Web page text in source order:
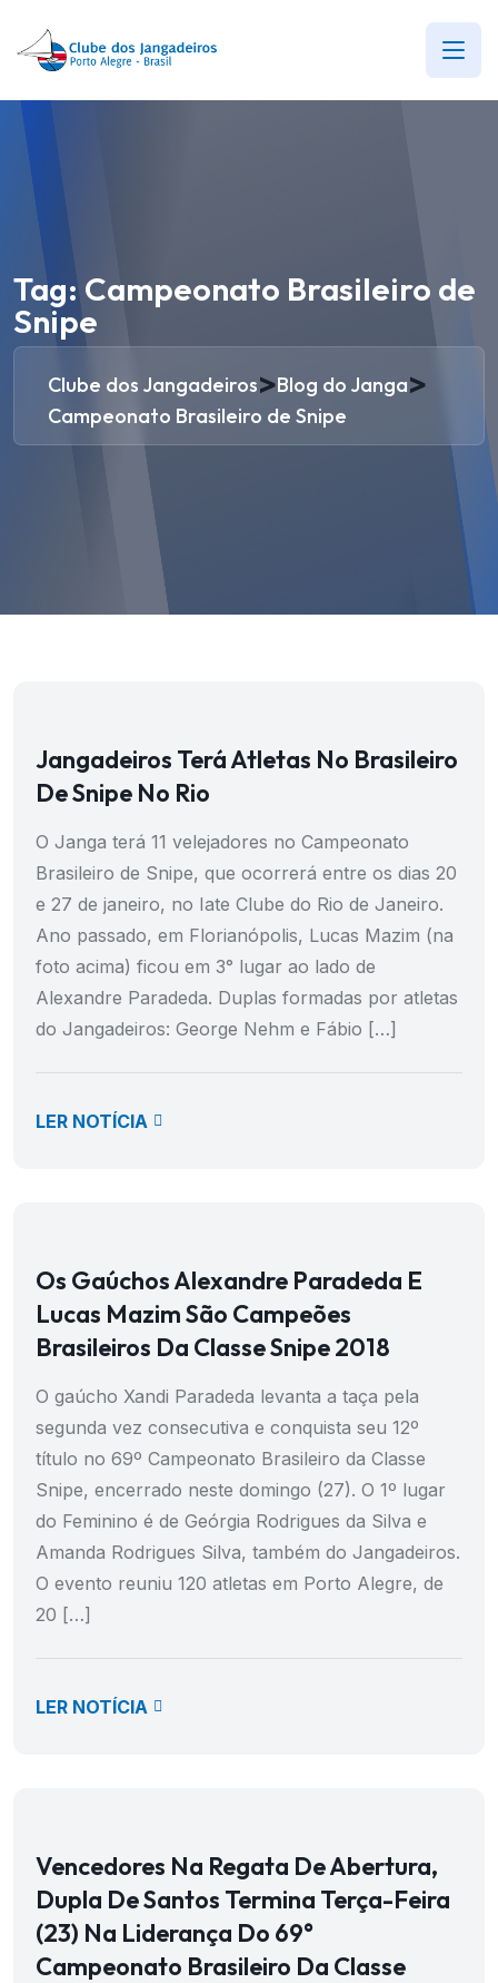
Tag: Campeonato Brasileiro de
Snipe
Clube dos Jangadeiros>Blog do Janga>
Campeonato Brasileiro de Snipe
Jangadeiros Terá Atletas No Brasileiro
De Snipe No Rio
O Janga terá 11 velejadores no Campeonato
Brasileiro de Snipe, que ocorrerá entre os dias 20
e 27 de janeiro, no Iate Clube do Rio de Janeiro.
Ano passado, em Florianópolis, Lucas Mazim (na
foto acima) ficou em 3° lugar ao lado de
Alexandre Paradeda. Duplas formadas por atletas
do Jangadeiros: George Nehm e Fábio […]
LER NOTÍCIA
Os Gaúchos Alexandre Paradeda E
Lucas Mazim São Campeões
Brasileiros Da Classe Snipe 2018
O gaúcho Xandi Paradeda levanta a taça pela
segunda vez consecutiva e conquista seu 12º
título no 69º Campeonato Brasileiro da Classe
Snipe, encerrado neste domingo (27). O 1º lugar
do Feminino é de Geórgia Rodrigues da Silva e
Amanda Rodrigues Silva, também do Jangadeiros.
O evento reuniu 120 atletas em Porto Alegre, de
20 […]
LER NOTÍCIA
Vencedores Na Regata De Abertura,
Dupla De Santos Termina Terça-Feira
(23) Na Liderança Do 69°
Campeonato Brasileiro Da Classe